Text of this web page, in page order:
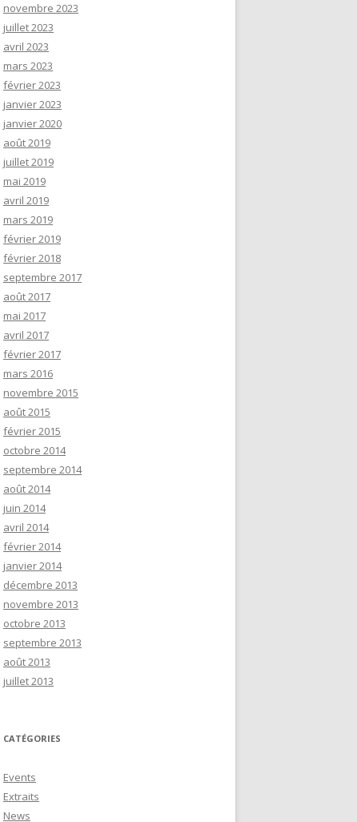
novembre 2023
juillet 2023
avril 2023
mars 2023
février 2023
janvier 2023
janvier 2020
août 2019
juillet 2019
mai 2019
avril 2019
mars 2019
février 2019
février 2018
septembre 2017
août 2017
mai 2017
avril 2017
février 2017
mars 2016
novembre 2015
août 2015
février 2015
octobre 2014
septembre 2014
août 2014
juin 2014
avril 2014
février 2014
janvier 2014
décembre 2013
novembre 2013
octobre 2013
septembre 2013
août 2013
juillet 2013
CATÉGORIES
Events
Extraits
News